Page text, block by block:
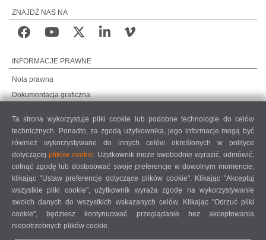
ZNAJDŹ NAS NA
INFORMACJE PRAWNE
Nota prawna
Dokumentacja graficzna
Ogólne warunki sprzedaży
UMOWA O KONSERWACJĘ ZDALNĄ
COOKIE SETTINGS
KODEKS POSTĘPOWANIA DOSTAWCÓW
Ta strona wykorzystuje pliki cookie lub podobne technologie do celów
technicznych. Ponadto, za zgodą użytkownika, jego informacje mogą być
również wykorzystywane do innych celów określonych w polityce
dotyczącej plików cookie. Użytkownik może swobodnie wyrazić, odmówić,
cofnąć zgodę lub dostosować swoje preferencje w dowolnym momencie,
klikając "Ustaw preferencje dotyczące plików cookie". Klikając "Akceptuj
wszystkie pliki cookie", użytkownik wyraża zgodę na wykorzystywanie
swoich danych do wszystkich wskazanych celów. Klikając "Odrzuć pliki
cookie", będziesz kontynuować przeglądanie bez akceptowania
niepotrzebnych plików cookie.